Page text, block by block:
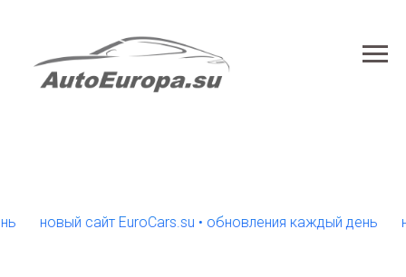
новый сайт EuroCars.su • обновления каждый день